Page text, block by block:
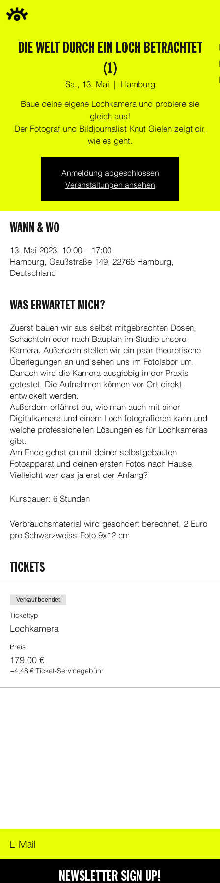
DIE WELT DURCH EIN LOCH BETRACHTET
(1)
Sa., 13. Mai
  |
Hamburg
Baue deine eigene Lochkamera und probiere sie
gleich aus!
Der Fotograf und Bildjournalist Knut Gielen zeigt dir,
wie es geht.
Anmeldung abgeschlossen
Veranstaltungen ansehen
WANN & WO
13. Mai 2023, 10:00 – 17:00
Hamburg, Gaußstraße 149, 22765 Hamburg,
Deutschland
WAS ERWARTET MICH?
Zuerst bauen wir aus selbst mitgebrachten Dosen,
Schachteln oder nach Bauplan im Studio unsere
Kamera. Außerdem stellen wir ein paar theoretische
Überlegungen an und sehen uns im Fotolabor um.
Danach wird die Kamera ausgiebig in der Praxis
getestet. Die Aufnahmen können vor Ort direkt
entwickelt werden.
Außerdem erfährst du, wie man auch mit einer
Digitalkamera und einem Loch fotografieren kann und
welche professionellen Lösungen es für Lochkameras
gibt.
Am Ende gehst du mit deiner selbstgebauten
Fotoapparat und deinen ersten Fotos nach Hause.
Vielleicht war das ja erst der Anfang?
Kursdauer: 6 Stunden
Verbrauchsmaterial wird gesondert berechnet, 2 Euro
pro Schwarzweiss-Foto 9x12 cm
TICKETS
Verkauf beendet
Tickettyp
Lochkamera
Preis
179,00 €
+4,48 € Ticket-Servicegebühr
NEWSLETTER SIGN UP!